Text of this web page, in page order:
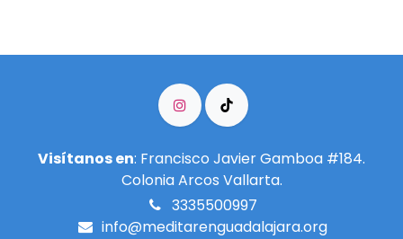
Visítanos en: Francisco Javier Gamboa #184.
Colonia Arcos Vallarta.
3335500997
info@meditarenguadalajara.​org